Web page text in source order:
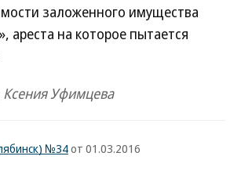
заложенного имущества
ареста на которое пытается
Ксения Уфимцева
№34от 01.03.2016